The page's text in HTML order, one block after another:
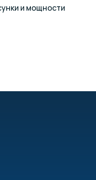
и мощности